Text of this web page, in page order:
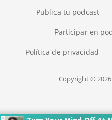
Publica tu podcast
Participar en
Política de privacidad
Copyright ©